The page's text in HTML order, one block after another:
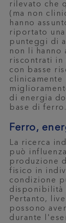
rilevato che
(ma non
hanno
riportato
punteggi di
non li hanno
riscontrati in
con basse
clinicamente
di energia
base di ferro.
Ferro,
La ricerca
può
produzione
fisico in
condizione
disponibilità
Pertanto,
possono
durante